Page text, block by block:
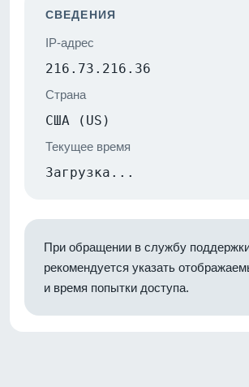
СВЕДЕНИЯ
IP-адрес
216.73.216.36
Страна
США (US)
Текущее время
Загрузка...
При обращении в службу
рекомендуется указать
и время попытки доступа.